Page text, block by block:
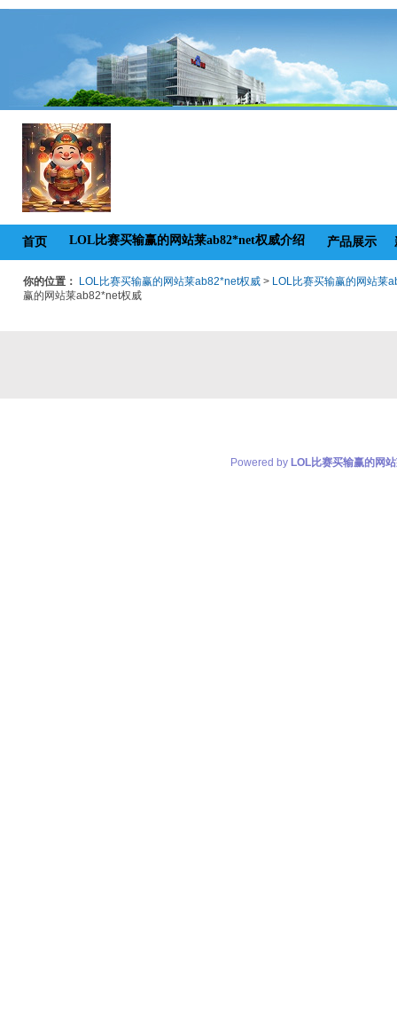
首页 LOL比赛买输赢的网站莱ab82*net权威介绍 产品展示
你的位置： LOL比赛买输赢的网站莱ab82*net权威 > LOL比赛买输赢的网站莱
赢的网站莱ab82*net权威
Powered by LOL比赛买输赢的网